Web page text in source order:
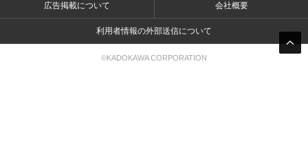
広告掲載について 会社概要
利用者情報の外部送信について
©KADOKAWA CORPORATION